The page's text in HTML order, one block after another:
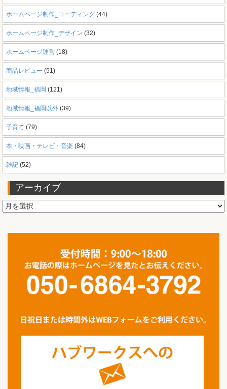
ホームページ制作_コーディング (44)
ホームページ制作_デザイン (32)
ホームページ運営 (18)
商品レビュー (51)
地域情報_福岡 (121)
地域情報_福岡以外 (39)
子育て (79)
本・映画・テレビ・音楽 (84)
雑記 (52)
アーカイブ
ア
ー
イ